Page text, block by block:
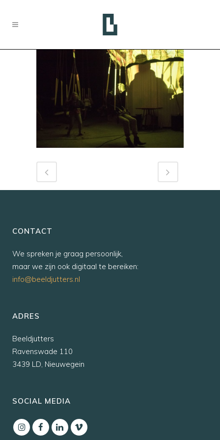
CONTACT
We spreken je graag persoonlijk,
maar we zijn ook digitaal te bereiken:
info@beeldjutters.nl
ADRES
Beeldjutters
Ravenswade 110
3439 LD, Nieuwegein
SOCIAL MEDIA